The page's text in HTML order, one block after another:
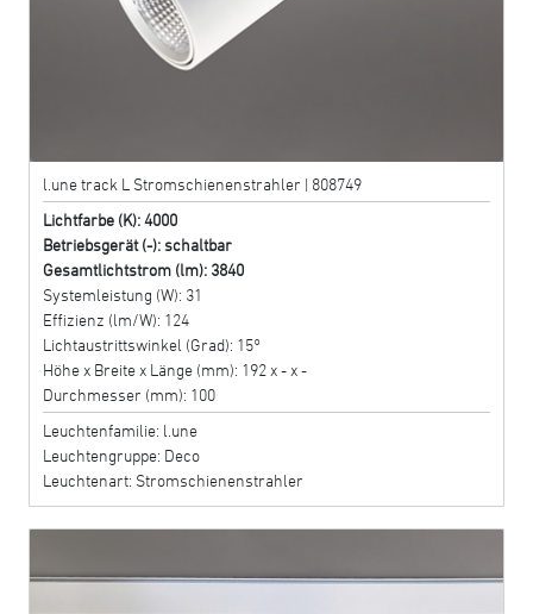
l.une track L Stromschienenstrahler | 808749
Lichtfarbe (K): 4000
Betriebsgerät (-): schaltbar
Gesamtlichtstrom (lm): 3840
Systemleistung (W): 31
Effizienz (lm/W): 124
Lichtaustrittswinkel (Grad): 15°
Höhe x Breite x Länge (mm): 192 x - x -
Durchmesser (mm): 100
Leuchtenfamilie: l.une
Leuchtengruppe: Deco
Leuchtenart: Stromschienenstrahler